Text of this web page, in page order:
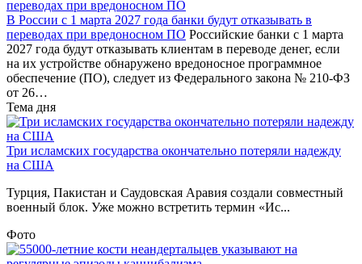
В России с 1 марта 2027 года банки будут отказывать в
переводах при вредоносном ПО Российские банки с 1 марта
2027 года будут отказывать клиентам в переводе денег, если
на их устройстве обнаружено вредоносное программное
обеспечение (ПО), следует из Федерального закона № 210-ФЗ
от 26…
Тема дня
Три исламских государства окончательно потеряли надежду
на США
Турция, Пакистан и Саудовская Аравия создали совместный
военный блок. Уже можно встретить термин «Ис...
Фото